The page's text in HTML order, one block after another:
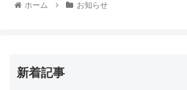
ホーム お知らせ
新着記事